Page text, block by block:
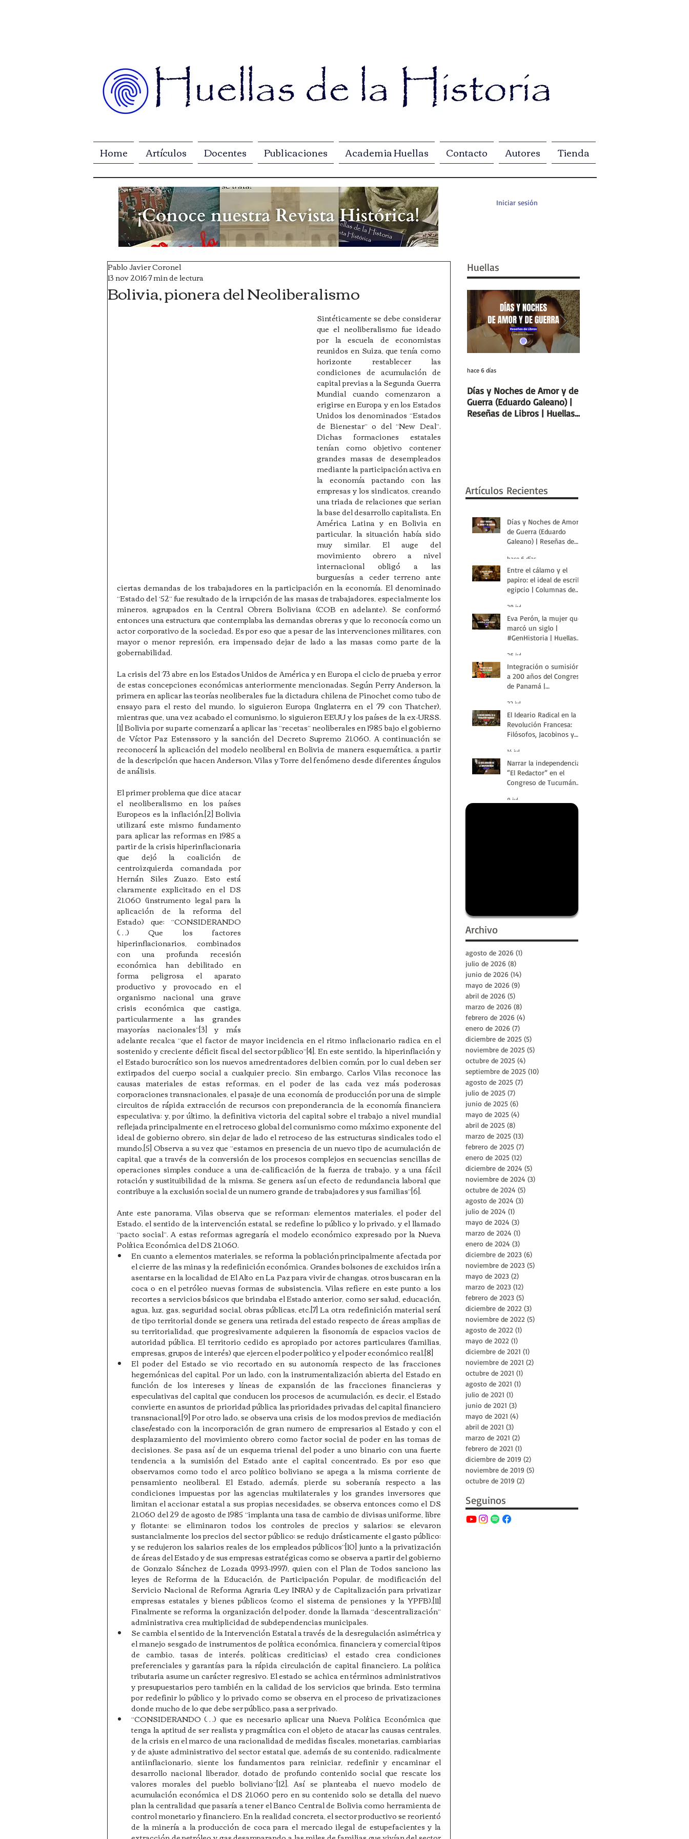
Home Artículos Docentes Publicaciones Academia Huellas Contacto Autores Tienda
Iniciar sesión
Bolivia, pionera del Neoliberalismo
Pablo Javier Coronel
13 nov 20167 min de lectura
Sintéticamente se debe considerar
que el neoliberalismo fue ideado
por la escuela de economistas
reunidos en Suiza, que tenía como
horizonte restablecer las
condiciones de acumulación de
capital previas a la Segunda Guerra
Mundial cuando comenzaron a
erigirse en Europa y en los Estados
Unidos los denominados “Estados
de Bienestar” o del “New Deal”.
Dichas formaciones estatales
tenían como objetivo contener
grandes masas de desempleados
mediante la participación activa en
la economía pactando con las
empresas y los sindicatos, creando
una triada de relaciones que serian
la base del desarrollo capitalista. En
América Latina y en Bolivia en
particular, la situación había sido
muy similar. El auge del
movimiento obrero a nivel
internacional obligó a las
burguesías a ceder terreno ante
ciertas demandas de los trabajadores en la participación en la economía. El denominado
“Estado del ‘52” fue resultado de la irrupción de las masas de trabajadores, especialmente los
mineros, agrupados en la Central Obrera Boliviana (COB en adelante). Se conformó
entonces una estructura que contemplaba las demandas obreras y que lo reconocía como un
actor corporativo de la sociedad. Es por eso que a pesar de las intervenciones militares, con
mayor o menor represión, era impensado dejar de lado a las masas como parte de la
gobernabilidad.
La crisis del ’73 abre en los Estados Unidos de América y en Europa el ciclo de prueba y error
de estas concepciones económicas anteriormente mencionadas. Según Perry Anderson, la
primera en aplicar las teorías neoliberales fue la dictadura chilena de Pinochet como tubo de
ensayo para el resto del mundo, lo siguieron Europa (Inglaterra en el ’79 con Thatcher),
mientras que, una vez acabado el comunismo, lo siguieron EEUU y los países de la ex-URSS.
[1] Bolivia por su parte comenzará a aplicar las “recetas” neoliberales en 1985 bajo el gobierno
de Víctor Paz Estenssoro y la sanción del Decreto Supremo 21.060. A continuación se
reconocerá la aplicación del modelo neoliberal en Bolivia de manera esquemática, a partir
de la descripción que hacen Anderson, Vilas y Torre del fenómeno desde diferentes ángulos
de análisis.
El primer problema que dice atacar
el neoliberalismo en los países
Europeos es la inflación.[2] Bolivia
utilizará este mismo fundamento
para aplicar las reformas en 1985 a
partir de la crisis hiperinflacionaria
que dejó la coalición de
centroizquierda comandada por
Hernán Siles Zuazo. Esto está
claramente explicitado en el DS
21.060 (instrumento legal para la
aplicación de la reforma del
Estado) que: “CONSIDERANDO
(…) Que los factores
hiperinflacionarios, combinados
con una profunda recesión
económica han debilitado en
forma peligrosa el aparato
productivo y provocado en el
organismo nacional una grave
crisis económica que castiga,
particularmente a las grandes
mayorías nacionales”[3] y más
adelante recalca “que el factor de mayor incidencia en el ritmo inflacionario radica en el
sostenido y creciente déficit fiscal del sector público”[4]. En este sentido, la hiperinflación y
el Estado burocrático son los nuevos amedrentadores del bien común, por lo cual deben ser
extirpados del cuerpo social a cualquier precio. Sin embargo, Carlos Vilas reconoce las
causas materiales de estas reformas, en el poder de las cada vez más poderosas
corporaciones transnacionales, el pasaje de una economía de producción por una de simple
circuitos de rápida extracción de recursos con preponderancia de la economía financiera
especulativa; y, por último, la definitiva victoria del capital sobre el trabajo a nivel mundial
reflejada principalmente en el retroceso global del comunismo como máximo exponente del
ideal de gobierno obrero, sin dejar de lado el retroceso de las estructuras sindicales todo el
mundo.[5] Observa a su vez que “estamos en presencia de un nuevo tipo de acumulación de
capital, que a través de la conversión de los procesos complejos en secuencias sencillas de
operaciones simples conduce a una de-calificación de la fuerza de trabajo, y a una fácil
rotación y sustituibilidad de la misma. Se genera así un efecto de redundancia laboral que
contribuye a la exclusión social de un numero grande de trabajadores y sus familias”[6].
Ante este panorama, Vilas observa que se reforman: elementos materiales, el poder del
Estado, el sentido de la intervención estatal, se redefine lo público y lo privado, y el llamado
“pacto social”. A estas reformas agregaría el modelo económico expresado por la Nueva
Política Económica del DS 21.060.
En cuanto a elementos materiales, se reforma la población principalmente afectada por
el cierre de las minas y la redefinición económica. Grandes bolsones de excluidos irán a
asentarse en la localidad de El Alto en La Paz para vivir de changas, otros buscaran en la
coca o en el petróleo nuevas formas de subsistencia. Vilas refiere en este punto a los
recortes a servicios básicos que brindaba el Estado anterior, como ser salud, educación,
agua, luz, gas, seguridad social, obras públicas, etc.[7] La otra redefinición material será
de tipo territorial donde se genera una retirada del estado respecto de áreas amplias de
su territorialidad, que progresivamente adquieren la fisonomía de espacios vacios de
autoridad pública. El territorio cedido es apropiado por actores particulares (familias,
empresas, grupos de interés) que ejercen el poder político y el poder económico real.[8]
El poder del Estado se vio recortado en su autonomía respecto de las fracciones
hegemónicas del capital. Por un lado, con la instrumentalización abierta del Estado en
función de los intereses y líneas de expansión de las fracciones financieras y
especulativas del capital que conducen los procesos de acumulación, es decir, el Estado
convierte en asuntos de prioridad pública las prioridades privadas del capital financiero
transnacional.[9] Por otro lado, se observa una crisis  de los modos previos de mediación
clase/estado con la incorporación de gran numero de empresarios al Estado y con el
desplazamiento del movimiento obrero como factor social de poder en las tomas de
decisiones. Se pasa así de un esquema trienal del poder a uno binario con una fuerte
tendencia a la sumisión del Estado ante el capital concentrado. Es por eso que
observamos como todo el arco político boliviano se apega a la misma corriente de
pensamiento neoliberal. El Estado, además, pierde su soberanía respecto a las
condiciones impuestas por las agencias multilaterales y los grandes inversores que
limitan el accionar estatal a sus propias necesidades, se observa entonces como el DS
21.060 del 29 de agosto de 1985 “implanta una tasa de cambio de divisas uniforme, libre
y flotante; se eliminaron todos los controles de precios y salarios; se elevaron
sustancialmente los precios del sector público; se redujo drásticamente el gasto público;
y se redujeron los salarios reales de los empleados públicos”[10] junto a la privatización
de áreas del Estado y de sus empresas estratégicas como se observa a partir del gobierno
de Gonzalo Sánchez de Lozada (1993-1997), quien con el Plan de Todos sanciono las
leyes de Reforma de la Educación, de Participación Popular, de modificación del
Servicio Nacional de Reforma Agraria (Ley INRA) y de Capitalización para privatizar
empresas estatales y bienes públicos (como el sistema de pensiones y la YPFB).[11]
Finalmente se reforma la organización del poder, donde la llamada “descentralización”
administrativa crea multiplicidad de subdependencias municipales.
Se cambia el sentido de la Intervención Estatal a través de la desregulación asimétrica y
el manejo sesgado de instrumentos de política económica, financiera y comercial (tipos
de cambio, tasas de interés, políticas crediticias) el estado crea condiciones
preferenciales y garantías para la rápida circulación de capital financiero. La política
tributaria asume un carácter regresivo. El estado se achica en términos administrativos
y presupuestarios pero también en la calidad de los servicios que brinda. Esto termina
por redefinir lo público y lo privado como se observa en el proceso de privatizaciones
donde mucho de lo que debe ser público, pasa a ser privado.
“CONSIDERANDO (…) que es necesario aplicar una Nueva Política Económica que
tenga la aptitud de ser realista y pragmática con el objeto de atacar las causas centrales,
de la crisis en el marco de una racionalidad de medidas fiscales, monetarias, cambiarias
y de ajuste administrativo del sector estatal que, además de su contenido, radicalmente
antiinflacionario, siente los fundamentos para reiniciar, redefinir y encaminar el
desarrollo nacional liberador, dotado de profundo contenido social que rescate los
valores morales del pueblo boliviano”[12]. Así se planteaba el nuevo modelo de
acumulación económica el DS 21.060 pero en su contenido solo se detalla del nuevo
plan la centralidad que pasaría a tener el Banco Central de Bolivia como herramienta de
control monetario y financiero. En la realidad concreta, el sector productivo se reorientó
de la minería a la producción de coca para el mercado ilegal de estupefacientes y la
Huellas
Días y Noches de Amor y de
Guerra (Eduardo Galeano) |
Reseñas de Libros | Huellas
hace 6 días
Artículos Recientes
Días y Noches de Amor y
de Guerra (Eduardo
Galeano) | Reseñas de
Historia
hace 6 días
Entre el cálamo y el
papiro: el ideal de escriba
egipcio | Columnas de
Historia
29 jul
Eva Perón, la mujer que
marcó un siglo |
#GenHistoria | Huellas
26 jul
Integración o sumisión:
a 200 años del Congreso
de Panamá |
as | Huellas de la
Historia
22 jul
El Ideario Radical en la
Revolución Francesa:
Filósofos, Jacobinos y
Historia
14 jul
Narrar la independencia:
“El Redactor” en el
Congreso de Tucumán
Huellas de la Historia
9 jul
Archivo
agosto de 2026 (1)
julio de 2026 (8)
junio de 2026 (14)
mayo de 2026 (9)
abril de 2026 (5)
marzo de 2026 (8)
febrero de 2026 (4)
enero de 2026 (7)
diciembre de 2025 (5)
noviembre de 2025 (5)
octubre de 2025 (4)
septiembre de 2025 (10)
agosto de 2025 (7)
julio de 2025 (7)
junio de 2025 (6)
mayo de 2025 (4)
abril de 2025 (8)
marzo de 2025 (13)
febrero de 2025 (7)
enero de 2025 (12)
diciembre de 2024 (5)
noviembre de 2024 (3)
octubre de 2024 (5)
agosto de 2024 (3)
julio de 2024 (1)
mayo de 2024 (3)
marzo de 2024 (1)
enero de 2024 (3)
diciembre de 2023 (6)
noviembre de 2023 (5)
mayo de 2023 (2)
marzo de 2023 (12)
febrero de 2023 (5)
diciembre de 2022 (3)
noviembre de 2022 (5)
agosto de 2022 (1)
mayo de 2022 (1)
diciembre de 2021 (1)
noviembre de 2021 (2)
octubre de 2021 (1)
agosto de 2021 (1)
julio de 2021 (1)
junio de 2021 (3)
mayo de 2021 (4)
abril de 2021 (3)
marzo de 2021 (2)
febrero de 2021 (1)
diciembre de 2019 (2)
noviembre de 2019 (5)
octubre de 2019 (2)
Seguinos